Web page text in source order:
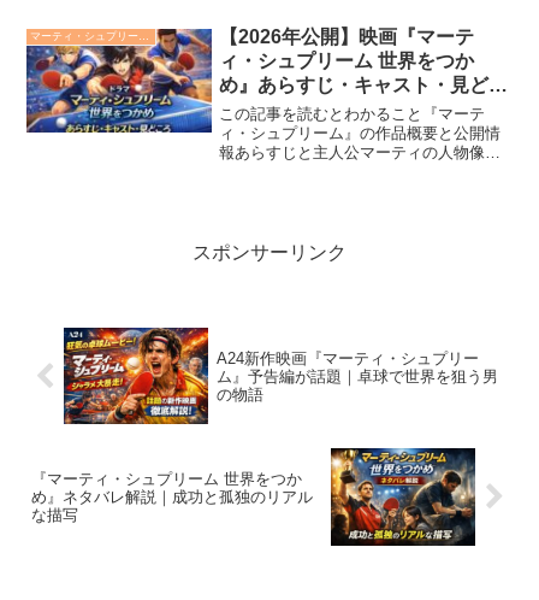
A24とジョシュア・サフディの作家性と
演出の魅力A24の最新映...
マーティ・シュプリーム 世界をつかめ
【2026年公開】映画『マーテ
ィ・シュプリーム 世界をつか
め』あらすじ・キャスト・見どこ
ろ
この記事を読むとわかること『マーテ
ィ・シュプリーム』の作品概要と公開情
報あらすじと主人公マーティの人物像テ
スポンサーリンク
A24新作映画『マーティ・シュプリー
ム』予告編が話題｜卓球で世界を狙う男
の物語
『マーティ・シュプリーム 世界をつか
め』ネタバレ解説｜成功と孤独のリアル
な描写